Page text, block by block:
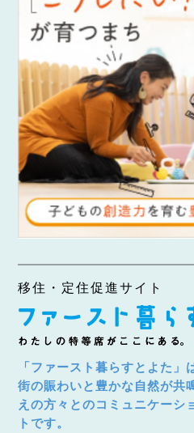
移住・定住促進サイト
「ファースト暮らすとよた」
街の賑わいと豊かな自然が共
えの方々とのコミュニケーシ
トです。